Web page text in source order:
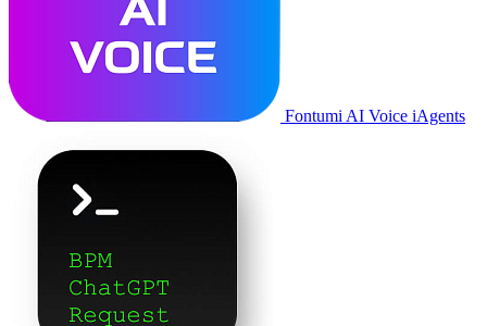
Fontumi AI Voice iAgents